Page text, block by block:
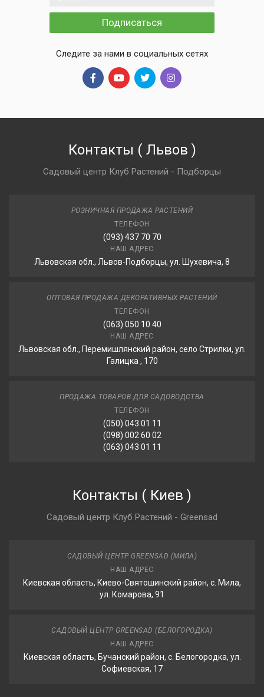
Подписаться
Следите за нами в социальных сетях
Контакты ( Львов )
Садовый центр Клуб Растений - Подборцы
РОЗНИЧНАЯ ПРОДАЖА РАСТЕНИЙ
ТЕЛЕФОН
(093) 437 70 70
НАШ АДРЕС
Львовская обл., Львов-Подборцы, ул. Шухевича, 8
ОПТОВАЯ ПРОДАЖА ДЕКОРАТИВНЫХ РАСТЕНИЙ
ТЕЛЕФОН
(063) 050 10 40
НАШ АДРЕС
Львовская обл., Перемишлянский район, село Стрилки, ул.
Галицка , 170
ПРОДАЖА ТОВАРОВ ДЛЯ САДОВОДСТВА
ТЕЛЕФОН
(050) 043 01 11
(098) 002 60 02
(063) 043 01 11
Контакты ( Киев )
Садовый центр Клуб Растений - Greensad
САДОВЫЙ ЦЕНТР GREENSAD (МИЛА)
НАШ АДРЕС
Киевская область, Киево-Святошинский район, с. Мила,
ул. Комарова, 91
САДОВЫЙ ЦЕНТР GREENSAD (БЕЛОГОРОДКА)
НАШ АДРЕС
Киевская область, Бучанский район, с. Белогородка, ул.
Софиевская, 17